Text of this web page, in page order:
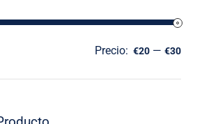
Precio: €20 —€30